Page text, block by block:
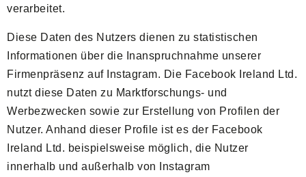
verarbeitet.
Diese Daten des Nutzers dienen zu statistischen
Informationen über die Inanspruchnahme unserer
Firmenpräsenz auf Instagram. Die Facebook Ireland Ltd.
nutzt diese Daten zu Marktforschungs- und
Werbezwecken sowie zur Erstellung von Profilen der
Nutzer. Anhand dieser Profile ist es der Facebook
Ireland Ltd. beispielsweise möglich, die Nutzer
innerhalb und außerhalb von Instagram